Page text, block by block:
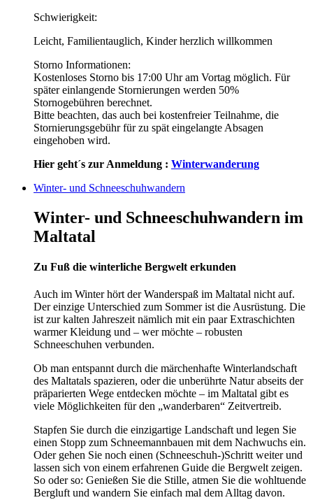
Schwierigkeit:
Leicht, Familientauglich, Kinder herzlich willkommen
Storno Informationen:
Kostenloses Storno bis 17:00 Uhr am Vortag möglich. Für
später einlangende Stornierungen werden 50%
Stornogebühren berechnet.
Bitte beachten, das auch bei kostenfreier Teilnahme, die
Stornierungsgebühr für zu spät eingelangte Absagen
eingehoben wird.
Hier geht´s zur Anmeldung : Winterwanderung
Winter- und Schneeschuhwandern
Winter- und Schneeschuhwandern im
Maltatal
Zu Fuß die winterliche Bergwelt erkunden
Auch im Winter hört der Wanderspaß im Maltatal nicht auf.
Der einzige Unterschied zum Sommer ist die Ausrüstung. Die
ist zur kalten Jahreszeit nämlich mit ein paar Extraschichten
warmer Kleidung und – wer möchte – robusten
Schneeschuhen verbunden.
Ob man entspannt durch die märchenhafte Winterlandschaft
des Maltatals spazieren, oder die unberührte Natur abseits der
präparierten Wege entdecken möchte – im Maltatal gibt es
viele Möglichkeiten für den „wanderbaren“ Zeitvertreib.
Stapfen Sie durch die einzigartige Landschaft und legen Sie
einen Stopp zum Schneemannbauen mit dem Nachwuchs ein.
Oder gehen Sie noch einen (Schneeschuh-)Schritt weiter und
lassen sich von einem erfahrenen Guide die Bergwelt zeigen.
So oder so: Genießen Sie die Stille, atmen Sie die wohltuende
Bergluft und wandern Sie einfach mal dem Alltag davon.